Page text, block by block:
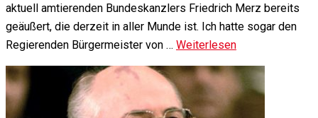
aktuell amtierenden Bundeskanzlers Friedrich Merz bereits
geäußert, die derzeit in aller Munde ist. Ich hatte sogar den
Regierenden Bürgermeister von … Weiterlesen